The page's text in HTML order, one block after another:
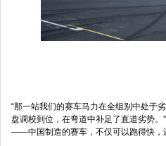
“那一站我们的赛车马力在全组别中处于
盘调校到位，在弯道中补足了直道劣势
——中国制造的赛车，不仅可以跑得快，